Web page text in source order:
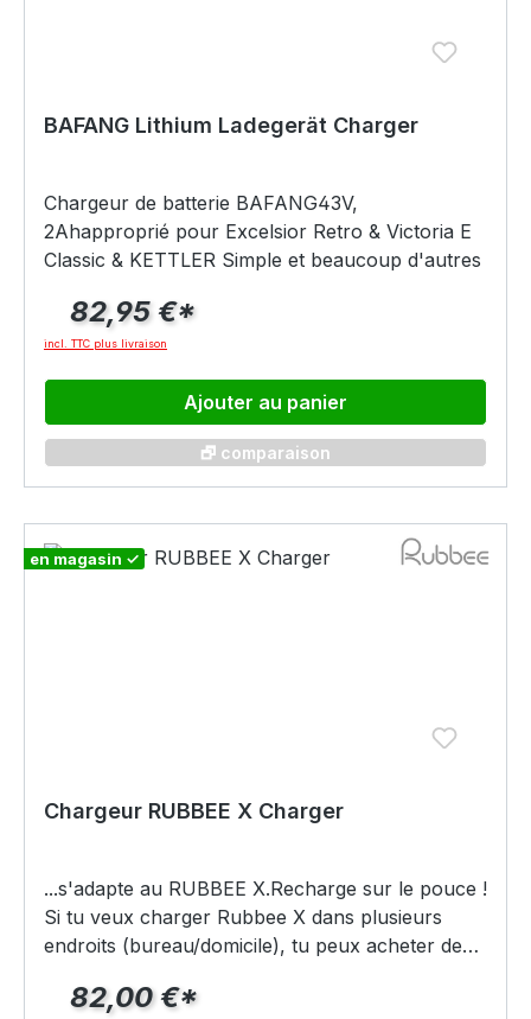
BAFANG Lithium Ladegerät Charger
Chargeur de batterie BAFANG43V,
2Ahapproprié pour Excelsior Retro & Victoria E
Classic & KETTLER Simple et beaucoup d'autres
82,95 €*
incl. TTC plus livraison
Ajouter au panier
🗗 comparaison
en magasin ✓
Chargeur RUBBEE X Charger
...s'adapte au RUBBEE X.Recharge sur le pouce !
Si tu veux charger Rubbee X dans plusieurs
endroits (bureau/domicile), tu peux acheter des
82,00 €*